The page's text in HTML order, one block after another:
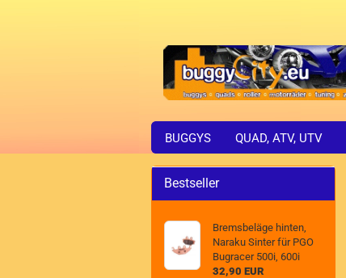
BUGGYS QUAD, ATV, UTV
Bestseller
Bremsbeläge hinten,
Naraku Sinter für PGO
Bugracer 500i, 600i
32,90 EUR